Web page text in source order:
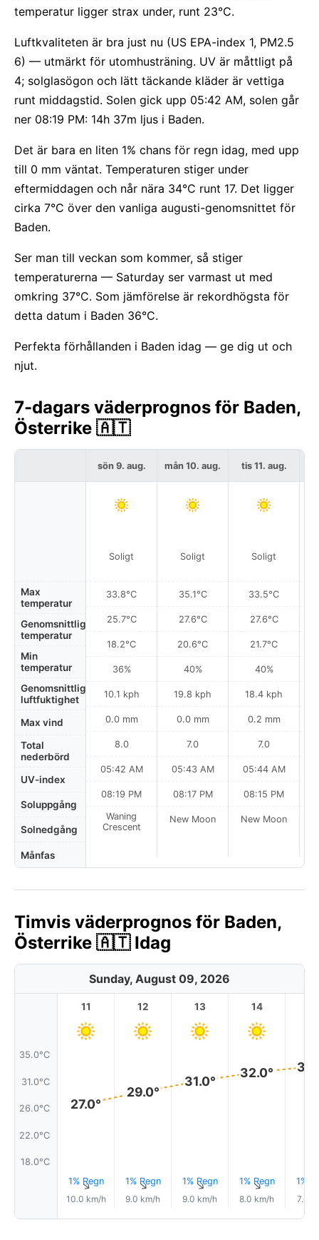
temperatur ligger strax under, runt 23°C.
Luftkvaliteten är bra just nu (US EPA-index 1, PM2.5
6) — utmärkt för utomhusträning. UV är måttligt på
4; solglasögon och lätt täckande kläder är vettiga
runt middagstid. Solen gick upp 05:42 AM, solen går
ner 08:19 PM: 14h 37m ljus i Baden.
Det är bara en liten 1% chans för regn idag, med upp
till 0 mm väntat. Temperaturen stiger under
eftermiddagen och når nära 34°C runt 17. Det ligger
cirka 7°C över den vanliga augusti-genomsnittet för
Baden.
Ser man till veckan som kommer, så stiger
temperaturerna — Saturday ser varmast ut med
omkring 37°C. Som jämförelse är rekordhögsta för
detta datum i Baden 36°C.
Perfekta förhållanden i Baden idag — ge dig ut och
njut.
7-dagars väderprognos för Baden,
Österrike 🇦🇹
Max
temperatur
Genomsnittlig
temperatur
Min
temperatur
Genomsnittlig
luftfuktighet
Max vind
Total
nederbörd
UV-index
Soluppgång
Solnedgång
Månfas
sön 9. aug.
Soligt
33.8°C
25.7°C
18.2°C
36%
10.1 kph
0.0 mm
8.0
05:42 AM
08:19 PM
Waning
Crescent
mån 10. aug.
Soligt
35.1°C
27.6°C
20.6°C
40%
19.8 kph
0.0 mm
7.0
05:43 AM
08:17 PM
New Moon
tis 11. aug.
Soligt
33.5°C
27.6°C
21.7°C
40%
18.4 kph
0.2 mm
7.0
05:44 AM
08:15 PM
New Moon
Timvis väderprognos för Baden,
Österrike 🇦🇹 Idag
Sunday, August 09, 2026
35.0°C
31.0°C
26.0°C
22.0°C
18.0°C
11
27.0°
1% Regn
↑
10.0 km/h
12
29.0°
1% Regn
↑
9.0 km/h
13
31.0°
1% Regn
↑
9.0 km/h
14
32.0°
1% Regn
↑
8.0 km/h
1%
7.0